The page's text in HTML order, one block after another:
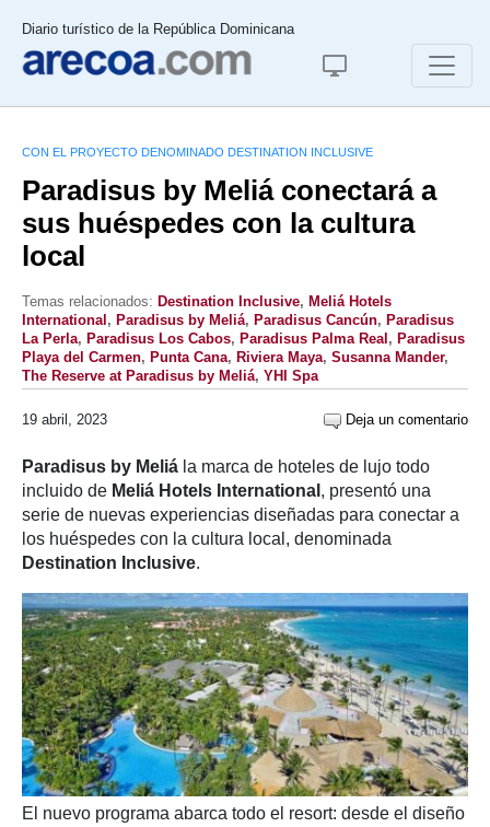
Diario turístico de la República Dominicana
CON EL PROYECTO DENOMINADO DESTINATION INCLUSIVE
Paradisus by Meliá conectará a
sus huéspedes con la cultura
local
Temas relacionados: Destination Inclusive, Meliá Hotels
International , Paradisus by Meliá, Paradisus Cancún, Paradisus
La Perla, Paradisus Los Cabos, Paradisus Palma Real , Paradisus
Playa del Carmen, Punta Cana, Riviera Maya, Susanna Mander,
The Reserve at Paradisus by Meliá, YHI Spa
19 abril, 2023 Deja un comentario
Paradisus by Meliá la marca de hoteles de lujo todo
incluido de Meliá Hotels International , presentó una
serie de nuevas experiencias diseñadas para conectar a
los huéspedes con la cultura local, denominada
Destination Inclusive.
El nuevo programa abarca todo el resort: desde el diseño